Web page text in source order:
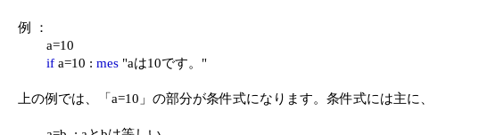
例 ：
if a=10 : mes "aは10です。"
上の例では、「a=10」の部分が条件式になります。条件式には主に、